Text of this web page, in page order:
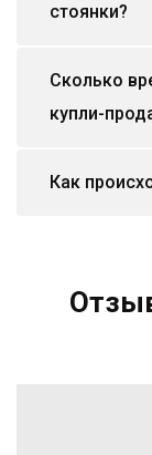
стоянки?
Сколько
купли-
Как